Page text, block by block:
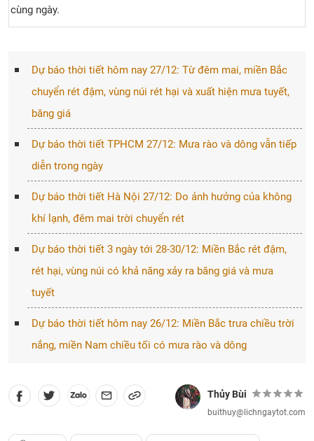
cùng ngày.
Dự báo thời tiết hôm nay 27/12: Từ đêm mai, miền Bắc
chuyển rét đậm, vùng núi rét hại và xuất hiện mưa tuyết,
băng giá
Dự báo thời tiết TPHCM 27/12: Mưa rào và dông vẫn tiếp
diễn trong ngày
Dự báo thời tiết Hà Nội 27/12: Do ảnh hưởng của không
khí lạnh, đêm mai trời chuyển rét
Dự báo thời tiết 3 ngày tới 28-30/12: Miền Bắc rét đậm,
rét hại, vùng núi có khả năng xảy ra băng giá và mưa
tuyết
Dự báo thời tiết hôm nay 26/12: Miền Bắc trưa chiều trời
nắng, miền Nam chiều tối có mưa rào và dông
Thủy Bùi
buithuy@lichngaytot.com